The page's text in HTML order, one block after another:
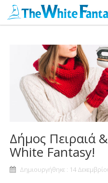
Δήμος Πειραιά
White Fantasy!
Δημιουργήθηκε : 14